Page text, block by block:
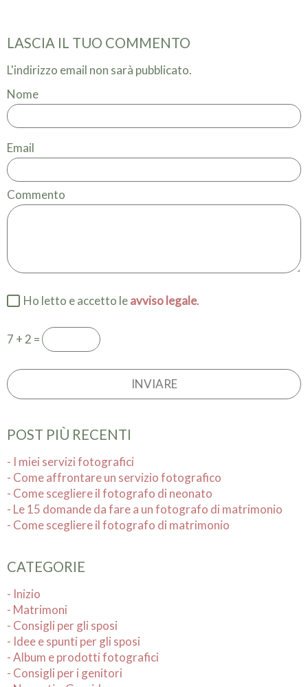
LASCIA IL TUO COMMENTO
L'indirizzo email non sarà pubblicato.
Nome
Email
Commento
Ho letto e accetto leavviso legale.
7 + 2 =
POST PIÙ RECENTI
- I miei servizi fotografici
- Come affrontare un servizio fotografico
- Come scegliere il fotografo di neonato
- Le 15 domande da fare a un fotografo di matrimonio
- Come scegliere il fotografo di matrimonio
CATEGORIE
- Inizio
- Matrimoni
- Consigli per gli sposi
- Idee e spunti per gli sposi
- Album e prodotti fotografici
- Consigli per i genitori